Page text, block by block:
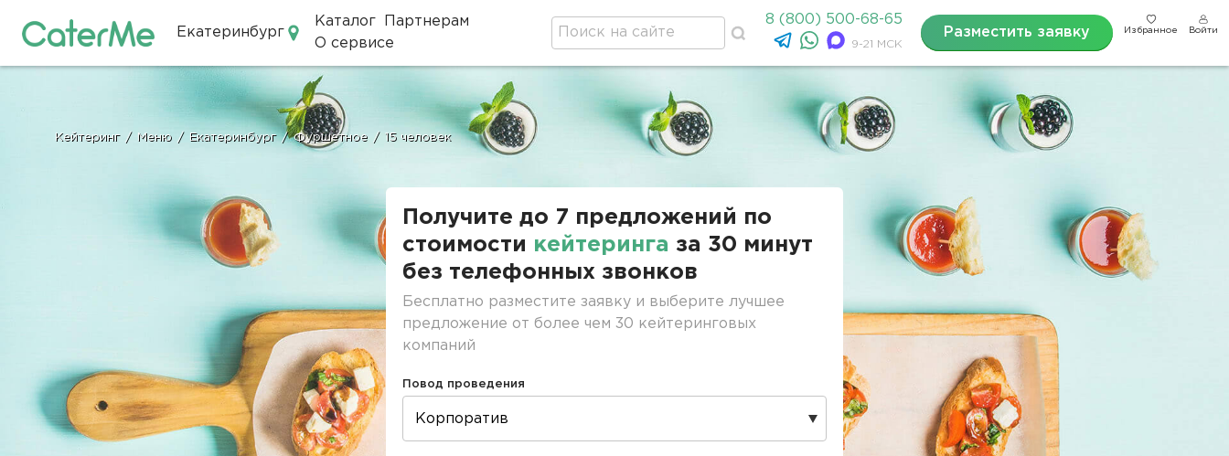
Екатеринбург
Каталог
Партнерам
О сервисе
8 (800) 500-68-65
9-21 МСК
Разместить заявку Избранное Войти
Строка
Кейтеринг / Меню / Екатеринбург / Фуршетное / 15 человек
Получите до 7 предложений по
стоимости кейтеринга за 30 минут
без телефонных звонков
Бесплатно разместите заявку и выберите лучшее
предложение от более чем 30 кейтеринговых
компаний
Повод проведения